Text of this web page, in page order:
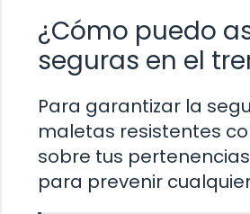
¿Cómo puedo
seguras en el
Para garantizar la
maletas resistentes
sobre tus
para prevenir